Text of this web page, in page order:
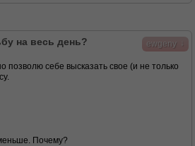
ewgeny
на весь день?
позволю себе высказать свое (и не только
Почему?